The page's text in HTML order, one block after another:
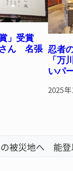
」受賞
さん 名張 忍者
「万
いパ
2025
被災地へ 能